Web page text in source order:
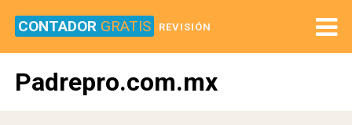
CONTADOR GRATIS REVISIÓN
Padrepro.com.mx